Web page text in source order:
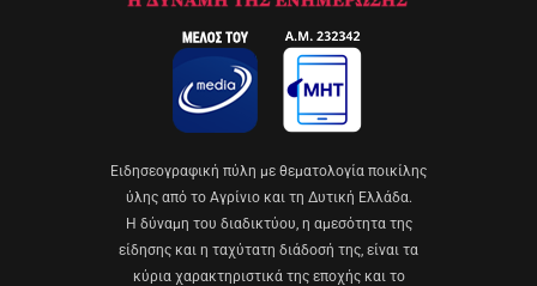
Eιδησεογραφική πύλη με θεματολογία ποικίλης
ύλης από το Αγρίνιο και τη Δυτική Ελλάδα.
Η δύναμη του διαδικτύου, η αμεσότητα της
είδησης και η ταχύτατη διάδοσή της, είναι τα
κύρια χαρακτηριστικά της εποχής και το